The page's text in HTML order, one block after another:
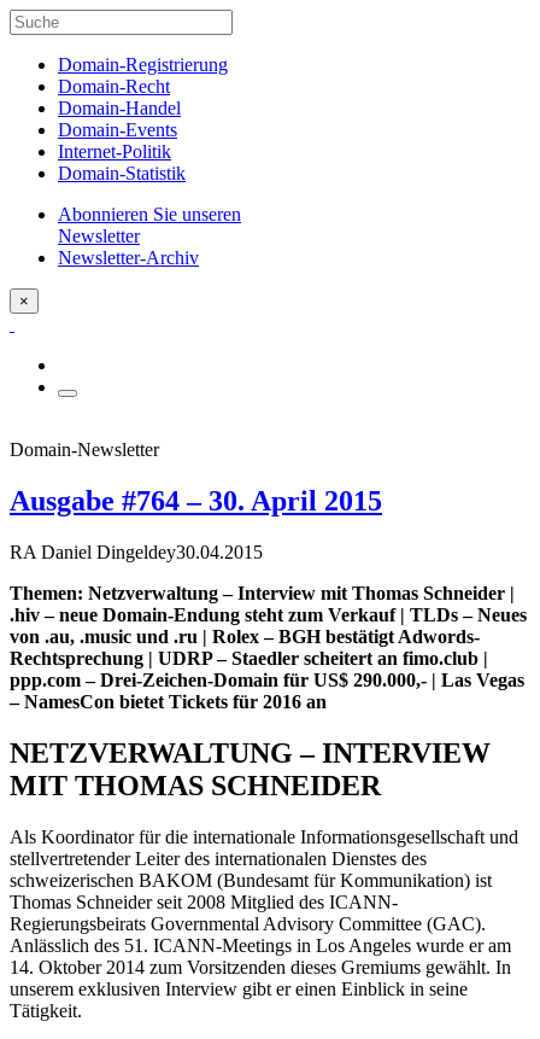
Domain-Registrierung
Domain-Recht
Domain-Handel
Domain-Events
Internet-Politik
Domain-Statistik
Abonnieren Sie unseren
Newsletter
Newsletter-Archiv
×
Domain-Newsletter
Ausgabe #764 – 30. April 2015
RA Daniel Dingeldey30.04.2015
Themen: Netzverwaltung – Interview mit Thomas Schneider |
.hiv – neue Domain-Endung steht zum Verkauf | TLDs – Neues
von .au, .music und .ru | Rolex – BGH bestätigt Adwords-
Rechtsprechung | UDRP – Staedler scheitert an fimo.club |
ppp.com – Drei-Zeichen-Domain für US$ 290.000,- | Las Vegas
– NamesCon bietet Tickets für 2016 an
NETZVERWALTUNG – INTERVIEW
MIT THOMAS SCHNEIDER
Als Koordinator für die internationale Informationsgesellschaft und
stellvertretender Leiter des internationalen Dienstes des
schweizerischen BAKOM (Bundesamt für Kommunikation) ist
Thomas Schneider seit 2008 Mitglied des ICANN-
Regierungsbeirats Governmental Advisory Committee (GAC).
Anlässlich des 51. ICANN-Meetings in Los Angeles wurde er am
14. Oktober 2014 zum Vorsitzenden dieses Gremiums gewählt. In
unserem exklusiven Interview gibt er einen Einblick in seine
Tätigkeit.